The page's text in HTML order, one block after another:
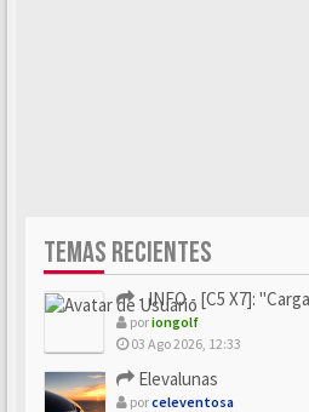
TEMAS RECIENTES
- INFO - [C5 X7]: "Carga
poriongolf
03 Ago 2026, 12:33
Elevalunas
porceleventosa